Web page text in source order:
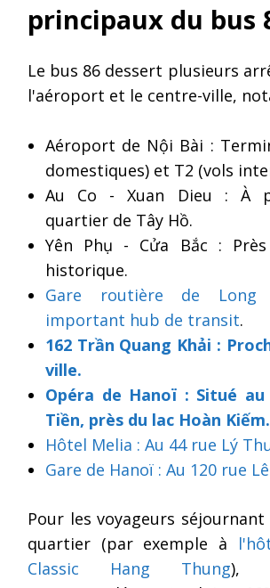
principaux du bus
Le bus 86 dessert plusieurs
l'aéroport et le centre-ville,
Aéroport de Nội Bài :
domestiques) et T2 (vols
Au Co - Xuan Dieu : À
quartier de Tây Hồ.
Yên Phụ - Cửa Bắc :
historique.
Gare routière de
important hub de transit.
162 Trần Quang Khải :
ville.
Opéra de Hanoï : Situé
Tiền, près du lac Hoàn Kiếm.
Hôtel Melia : Au 44 rue Lý
Gare de Hanoï : Au 120 rue
Pour les voyageurs
quartier (par exemple à
Classic Hang Thung),